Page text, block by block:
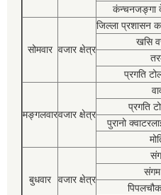
कंन्चनजङ्गा
सोमवार वजार क्षेत्र
जिल्ला प्रशासन
खसि
प्रगति
मङ्गलवारवजार क्षेत्र
प्रगति
पुरानो
बुधवार वजार क्षेत्र
संगम